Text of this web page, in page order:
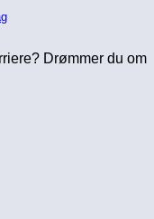
Drømmer du om